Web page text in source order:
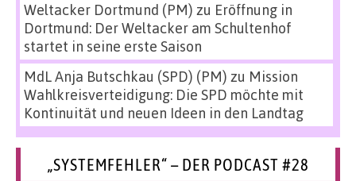
Weltacker Dortmund (PM) zu Eröffnung in
Dortmund: Der Weltacker am Schultenhof
startet in seine erste Saison
MdL Anja Butschkau (SPD) (PM) zu Mission
Wahlkreisverteidigung: Die SPD möchte mit
Kontinuität und neuen Ideen in den Landtag
„SYSTEMFEHLER“ – DER PODCAST #28